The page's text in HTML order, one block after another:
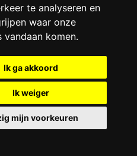
te analyseren en
waar onze
vandaan komen.
Ik ga akkoord
Ik weiger
mijn voorkeuren
Natuursteen –
Vlaardingen